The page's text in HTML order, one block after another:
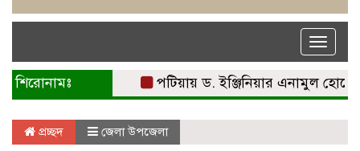
Toggle
শিরোনামঃ পটিয়ায় ড. ইঞ্জিনিয়ার এনামুল হোসেনকে
প্রচ্ছদ জেলা উপজেলা